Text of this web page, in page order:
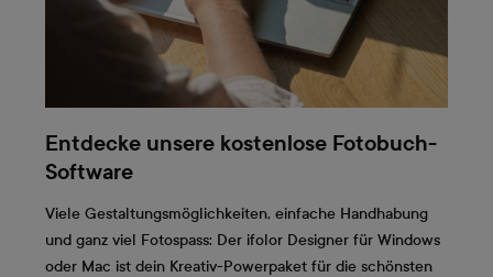
Entdecke unsere kostenlose Fotobuch-
Software
Viele Gestaltungsmöglichkeiten, einfache Handhabung
und ganz viel Fotospass: Der ifolor Designer für Windows
oder Mac ist dein Kreativ-Powerpaket für die schönsten